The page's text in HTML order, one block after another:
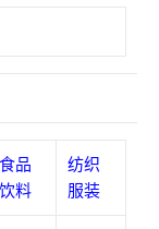
食品
饮料
纺织
服装